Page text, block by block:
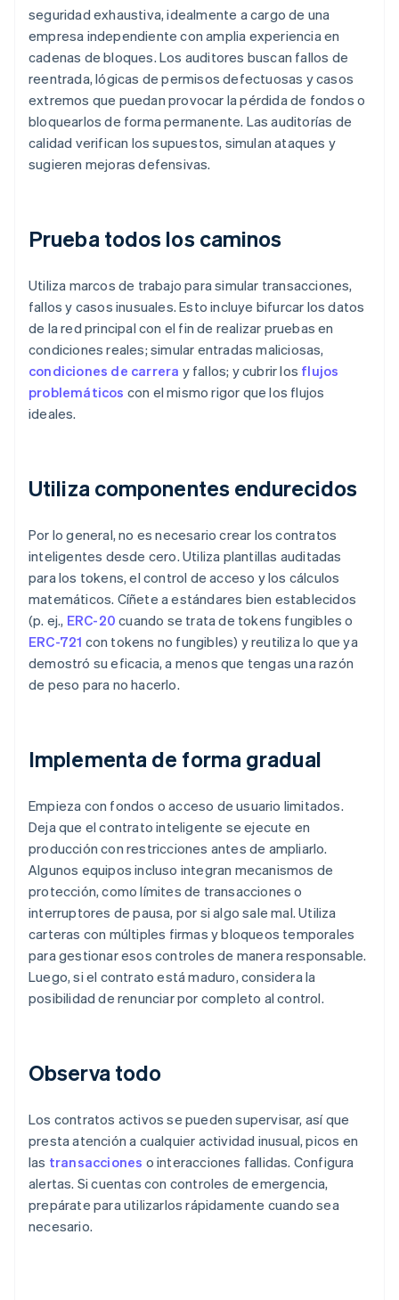
seguridad exhaustiva, idealmente a cargo de una
empresa independiente con amplia experiencia en
cadenas de bloques. Los auditores buscan fallos de
reentrada, lógicas de permisos defectuosas y casos
extremos que puedan provocar la pérdida de fondos o
bloquearlos de forma permanente. Las auditorías de
calidad verifican los supuestos, simulan ataques y
sugieren mejoras defensivas.
Prueba todos los caminos
Utiliza marcos de trabajo para simular transacciones,
fallos y casos inusuales. Esto incluye bifurcar los datos
de la red principal con el fin de realizar pruebas en
condiciones reales; simular entradas maliciosas,
condiciones de carrera y fallos; y cubrir los flujos
problemáticos con el mismo rigor que los flujos
ideales.
Utiliza componentes endurecidos
Por lo general, no es necesario crear los contratos
inteligentes desde cero. Utiliza plantillas auditadas
para los tokens, el control de acceso y los cálculos
matemáticos. Cíñete a estándares bien establecidos
(p. ej., ERC-20 cuando se trata de tokens fungibles o
ERC-721 con tokens no fungibles) y reutiliza lo que ya
demostró su eficacia, a menos que tengas una razón
de peso para no hacerlo.
Implementa de forma gradual
Empieza con fondos o acceso de usuario limitados.
Deja que el contrato inteligente se ejecute en
producción con restricciones antes de ampliarlo.
Algunos equipos incluso integran mecanismos de
protección, como límites de transacciones o
interruptores de pausa, por si algo sale mal. Utiliza
carteras con múltiples firmas y bloqueos temporales
para gestionar esos controles de manera responsable.
Luego, si el contrato está maduro, considera la
posibilidad de renunciar por completo al control.
Observa todo
Los contratos activos se pueden supervisar, así que
presta atención a cualquier actividad inusual, picos en
las transacciones o interacciones fallidas. Configura
alertas. Si cuentas con controles de emergencia,
prepárate para utilizarlos rápidamente cuando sea
necesario.